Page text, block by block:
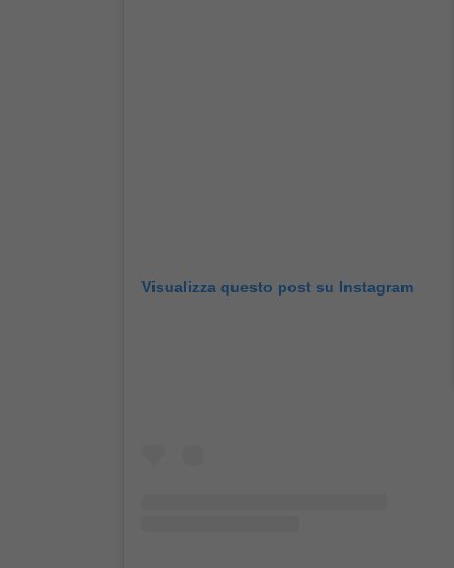
Visualizza questo post su Instagram